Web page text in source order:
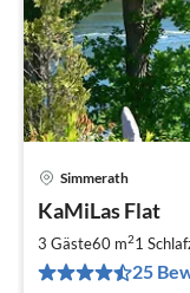
Simmerath
KaMiLas Flat
3 Gäste60 m21
25